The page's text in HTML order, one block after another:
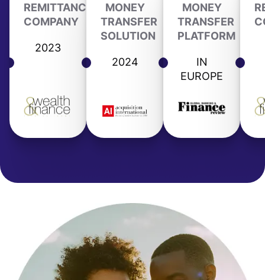
REMITTANCE
COMPANY
2023
MONEY
TRANSFER
SOLUTION
2024
MONEY
TRANSFER
PLATFORM
IN
EUROPE